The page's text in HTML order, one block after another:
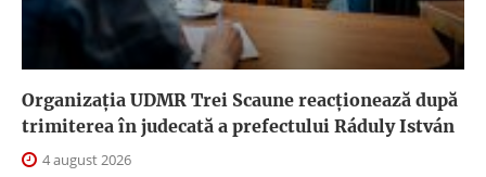
Organizația UDMR Trei Scaune reacționează după
trimiterea în judecată a prefectului Ráduly István
4 august 2026